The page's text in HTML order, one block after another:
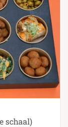
schaal)